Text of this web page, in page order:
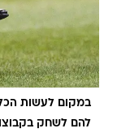
במקום לעשות
להם לשחק